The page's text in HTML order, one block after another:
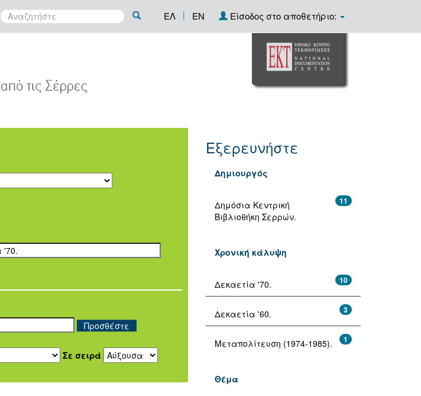
ΕΛ | EN Είσοδος στο αποθετήριο:
Σε σειρά
Εξερευνήστε
Δημιουργός
11
Δημόσια Κεντρική
Βιβλιοθήκη Σερρών.
Χρονική κάλυψη
10
Δεκαετία '70.
3
Δεκαετία '60.
1
Μεταπολίτευση (1974-1985).
Θέμα